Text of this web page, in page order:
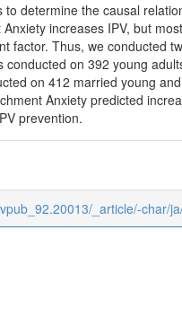
determine the causal
increases IPV, but
factor. Thus, we conducted
conducted on 392 young
on 412 married young
Anxiety predicted
prevention.
_article/-char/